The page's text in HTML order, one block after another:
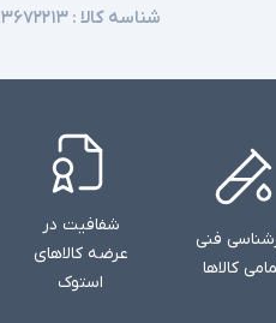
شناسه کالا :۳۶۷۲۲۱۳
فنی
کالاها
شفافیت در
عرضه کالاهای
استوک